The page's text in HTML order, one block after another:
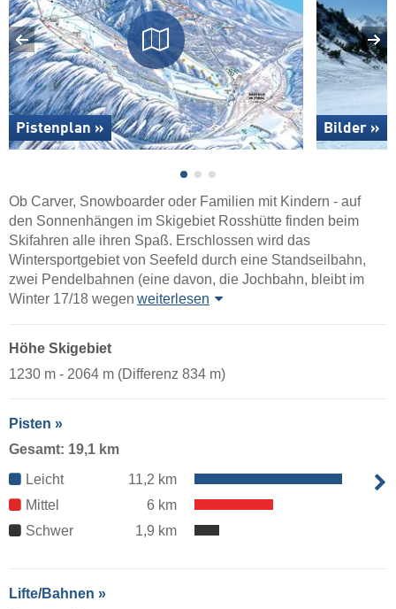
Pistenplan » Bilder »
Ob Carver, Snowboarder oder Familien mit Kindern - auf
den Sonnenhängen im Skigebiet Rosshütte finden beim
Skifahren alle ihren Spaß. Erschlossen wird das
Wintersportgebiet von Seefeld durch eine Standseilbahn,
zwei Pendelbahnen (eine davon, die Jochbahn, bleibt im
Winter 17/18 wegen weiterlesen
Höhe Skigebiet
1230 m - 2064 m (Differenz 834 m)
Pisten »
Gesamt: 19,1 km
Leicht
11,2 km
Mittel
6 km
Schwer
1,9 km
Lifte/Bahnen »